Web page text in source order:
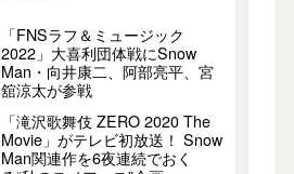
「FNSラフ＆ミュージック
2022」大喜利団体戦にSnow
Man・向井康二、阿部亮平、宮
舘涼太が参戦
「滝沢歌舞伎 ZERO 2020 The
Movie」がテレビ初放送！ Snow
Man関連作を6夜連続でおく